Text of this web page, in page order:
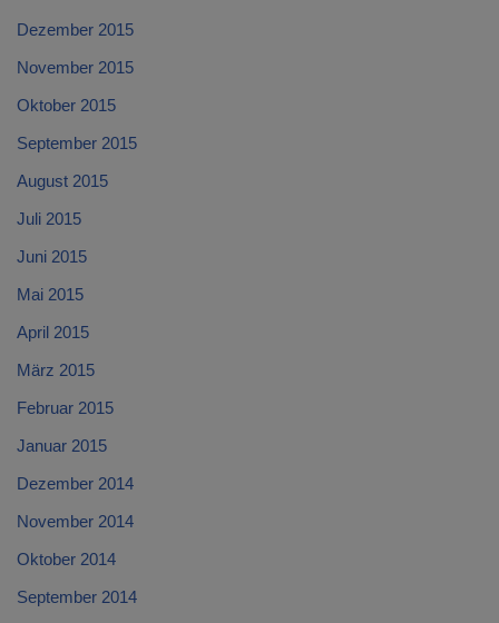
Dezember 2015
November 2015
Oktober 2015
September 2015
August 2015
Juli 2015
Juni 2015
Mai 2015
April 2015
März 2015
Februar 2015
Januar 2015
Dezember 2014
November 2014
Oktober 2014
September 2014